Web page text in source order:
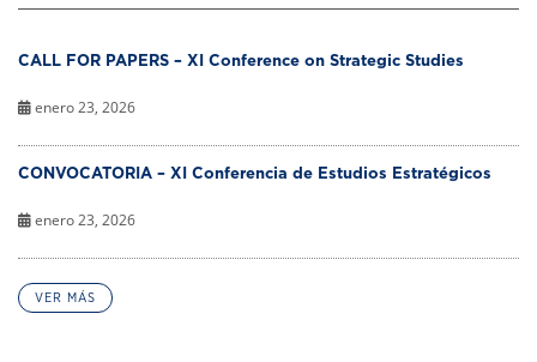
CALL FOR PAPERS – XI Conference on Strategic Studies
enero 23, 2026
CONVOCATORIA – XI Conferencia de Estudios Estratégicos
enero 23, 2026
VER MÁS